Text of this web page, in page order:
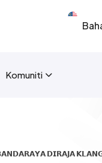
Komuniti
𝗗𝗜𝗥𝗔𝗝𝗔